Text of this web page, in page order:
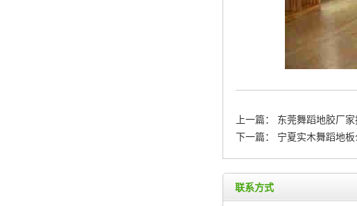
上一篇：
东莞舞蹈地胶厂
下一篇：
宁夏实木舞蹈地
联系方式